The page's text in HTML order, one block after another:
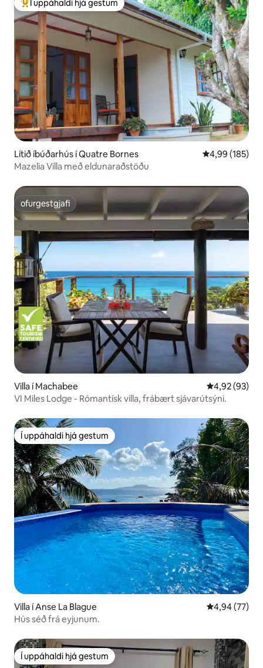
Í mestu uppáhaldi hjá gestum
Í uppáhaldi hjá gestum
Lítið íbúðarhús í Quatre Bornes 4,99 af 5 í
4,99 (185)
Mazelia Villa með eldunaraðstöðu
ofurgestgjafi
ofurgestgjafi
Villa í Machabee 4,92 af 5 í
4,92 (93)
VI Miles Lodge - Rómantísk villa, frábært sjávarútsýni.
Í uppáhaldi hjá gestum
Í uppáhaldi hjá gestum
Villa í Anse La Blague 4,94 af 5 í
4,94 (77)
Hús séð frá eyjunum.
Í uppáhaldi hjá gestum
Í uppáhaldi hjá gestum